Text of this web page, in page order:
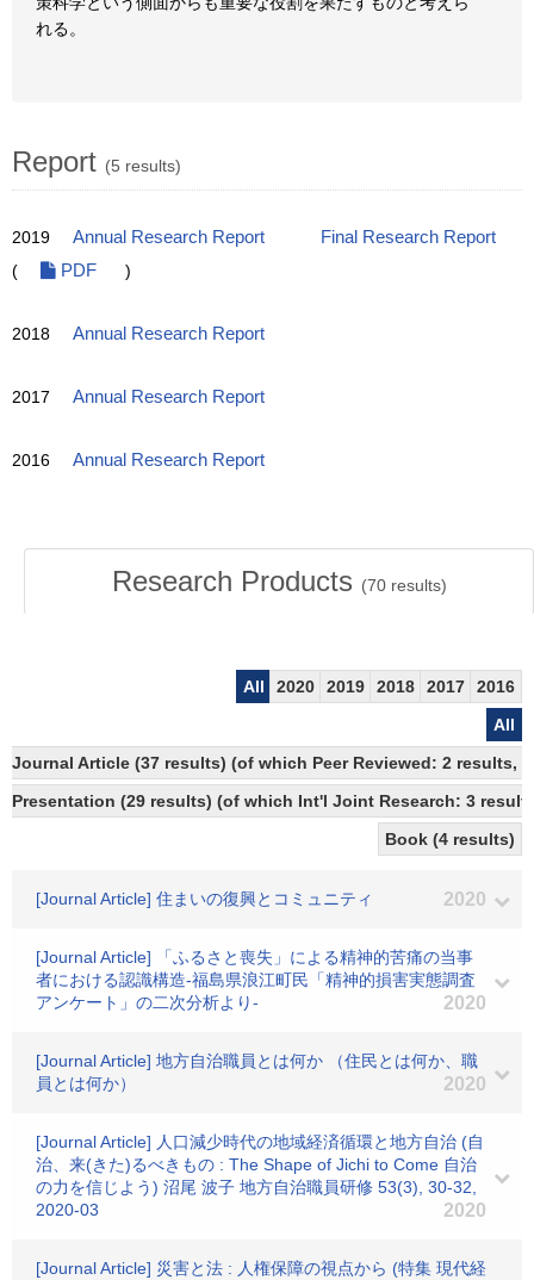
れる。
Report (5 results)
2019 Annual Research Report
Final Research Report
(
PDF )
2018 Annual Research Report
2017 Annual Research Report
2016 Annual Research Report
Research Products (70results)
All 2020 2019 2018 2017
2016
All
Journal Article (37 results) (of which Peer Reviewed: 2 results,
Presentation (29 results) (of which Int'l Joint Research: 3
Book (4 results)
[Journal Article] 住まいの復興とコミュニティ 2020
[Journal Article] 「ふるさと喪失」による精神的苦痛の当事
者における認識構造-福島県浪江町民「精神的損害実態調査
アンケート」の二次分析より-
2020
[Journal Article] 地方自治職員とは何か （住民とは何か、職
員とは何か）
2020
[Journal Article] 人口減少時代の地域経済循環と地方自治 (自
治、来(きた)るべきもの : The Shape of Jichi to Come 自治
の力を信じよう) 沼尾 波子 地方自治職員研修 53(3), 30-32,
2020-03
2020
[Journal Article] 災害と法 : 人権保障の視点から (特集 現代経